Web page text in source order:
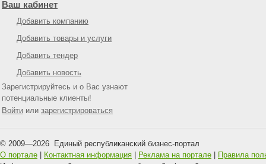
Ваш кабинет
Добавить компанию
Добавить товары и услуги
Добавить тендер
Добавить новость
Зарегистрируйтесь и о Вас узнают
потенциальные клиенты!
Войти или зарегистрироваться
© 2009—2026 Единый республиканский бизнес-портал
О портале
Контактная информация Реклама на портале
Правила